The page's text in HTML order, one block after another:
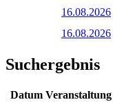
16.08.2026
16.08.2026
Suchergebnis
Datum Veranstaltung